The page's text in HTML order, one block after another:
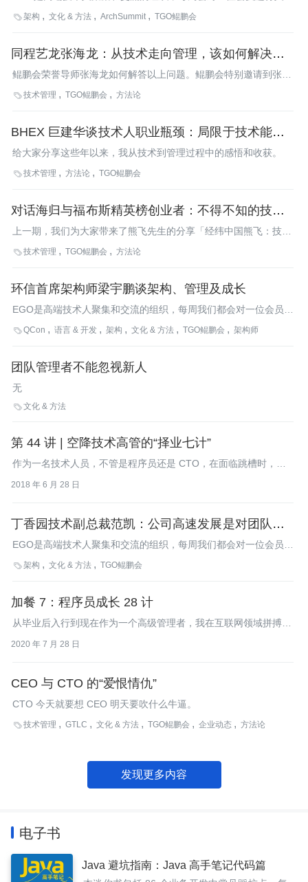
专访，在展示会员风采的同时，也分享其对技术、工作、人生的感
建立合适的体系、利用组织内聪明的大脑创造最大的价值有着深刻
的认识。
架构 文化 & 方法 ArchSummit TGO鲲鹏会
同程艺龙张海龙：从技术走向管理，该如何解决团队
管理中面临的挑战
鲲鹏会荣誉导师张海龙如何解答以上问题。鲲鹏会特别邀请到张海
龙先生以结合自身经历分享「从创始人角度看大型研发团队的建
技术管理 TGO鲲鹏会 方法论
BHEX 巨建华谈技术人职业瓶颈：局限于技术能力，
那你只能止步于技术总监
给大家分享这些年以来，我从技术到管理过程中的感悟和收获。
技术管理 方法论 TGO鲲鹏会
对话海归与福布斯精英榜创业者：不得不知的技术创
业那些事儿
上一期，我们为大家带来了熊飞先生的分享「经纬中国熊飞：技术
方向创业如何做战略选择？的经验」展开讨论，分享了各自的技术
技术管理 TGO鲲鹏会 方法论
环信首席架构师梁宇鹏谈架构、管理及成长
EGO是高端技术人聚集和交流的组织，每周我们都会对一位会员进
行人物专访，在展示会员风采的同时，也分享会员们对技术、对工
QCon 语言 & 开发 架构 文化 & 方法 TGO鲲鹏会 架构师
团队管理者不能忽视新人
无
文化 & 方法
第 44 讲 | 空降技术高管的“择业七计”
作为一名技术人员，不管是程序员还是 CTO，在面临跳槽时，我
们该如何选择呢？是否存在科学的判断方法，避免我们跳槽不慎
变“跳坑”呢？
2018 年 6 月 28 日
丁香园技术副总裁范凯：公司高速发展是对团队最好
的管理
EGO是高端技术人聚集和交流的组织，每周我们都会对一位会员进
行人物专访，在展示会员风采的同时，也分享会员们对技术、对工
架构 文化 & 方法 TGO鲲鹏会
加餐 7：程序员成长 28 计
从毕业后入行到现在作为一个高级管理者，我在互联网领域拼搏15
年了。我把自己的成长历程、心得体会整理成了程序员成长28计。
2020 年 7 月 28 日
CEO 与 CTO 的“爱恨情仇”
CTO 今天就要想 CEO 明天要吹什么牛逼。
技术管理 GTLC 文化 & 方法 TGO鲲鹏会 企业动态 方法论
发现更多内容
电子书
Java 避坑指南：Java 高手笔记代码篇